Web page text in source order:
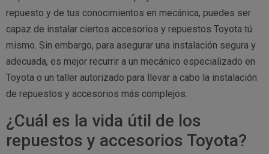
repuesto y de tus conocimientos en mecánica, puedes ser
capaz de instalar ciertos accesorios y repuestos Toyota tú
mismo. Sin embargo, para asegurar una instalación segura y
adecuada, es mejor recurrir a un mecánico especializado en
Toyota o un taller autorizado para llevar a cabo la instalación
de repuestos y accesorios más complejos.
¿Cuál es la vida útil de los
repuestos y accesorios Toyota?